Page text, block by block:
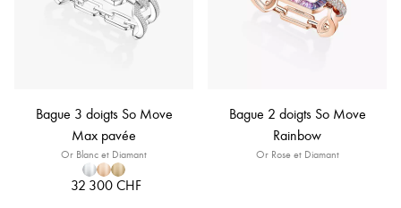
Bague 3 doigts So Move
Max pavée
Or Blanc et Diamant
32 300 CHF
Bague 2 doigts So Move
Rainbow
Or Rose et Diamant